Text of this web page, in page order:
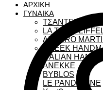
ΑΡΧΙΚΗ
ΓΥΝΑΙΚΑ
ΤΣΑΝΤΕΣ
LA TOUR
ALVIERO
GREEK
ITALIAN
ANEKKE
BYBLOS
LE PANDORINE